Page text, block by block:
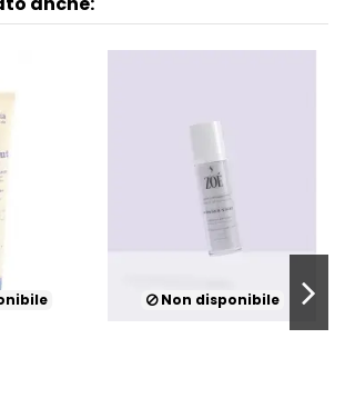
Non disponibile